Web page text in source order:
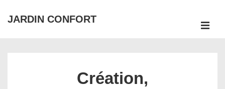
passer
JARDIN CONFORT
Création,